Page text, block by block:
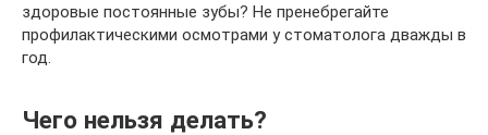
здоровые постоянные зубы? Не пренебрегайте
профилактическими осмотрами у стоматолога дважды в
год.
Чего нельзя делать?